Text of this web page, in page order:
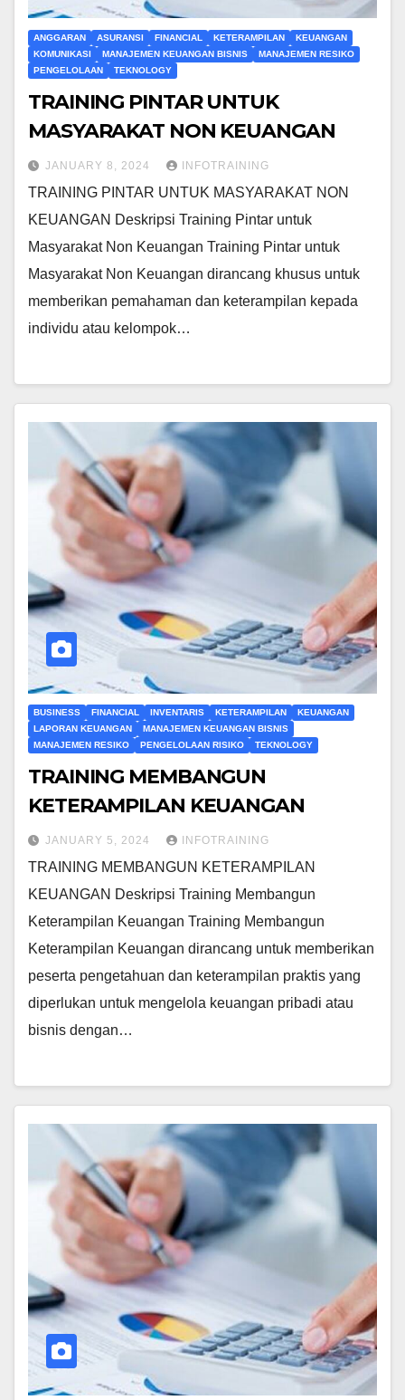
ANGGARAN ASURANSI FINANCIAL KETERAMPILAN
KEUANGAN
KOMUNIKASI
MANAJEMEN KEUANGAN BISNIS
MANAJEMEN RESIKO
PENGELOLAAN
TEKNOLOGY
TRAINING PINTAR UNTUK
MASYARAKAT NON KEUANGAN
JANUARY 8, 2024 INFOTRAINING
TRAINING PINTAR UNTUK MASYARAKAT NON
KEUANGAN Deskripsi Training Pintar untuk
Masyarakat Non Keuangan Training Pintar untuk
Masyarakat Non Keuangan dirancang khusus untuk
memberikan pemahaman dan keterampilan kepada
individu atau kelompok…
BUSINESS FINANCIAL INVENTARIS KETERAMPILAN
KEUANGAN
LAPORAN KEUANGAN
MANAJEMEN KEUANGAN BISNIS
MANAJEMEN RESIKO
PENGELOLAAN RISIKO TEKNOLOGY
TRAINING MEMBANGUN
KETERAMPILAN KEUANGAN
JANUARY 5, 2024 INFOTRAINING
TRAINING MEMBANGUN KETERAMPILAN
KEUANGAN Deskripsi Training Membangun
Keterampilan Keuangan Training Membangun
Keterampilan Keuangan dirancang untuk memberikan
peserta pengetahuan dan keterampilan praktis yang
diperlukan untuk mengelola keuangan pribadi atau
bisnis dengan…